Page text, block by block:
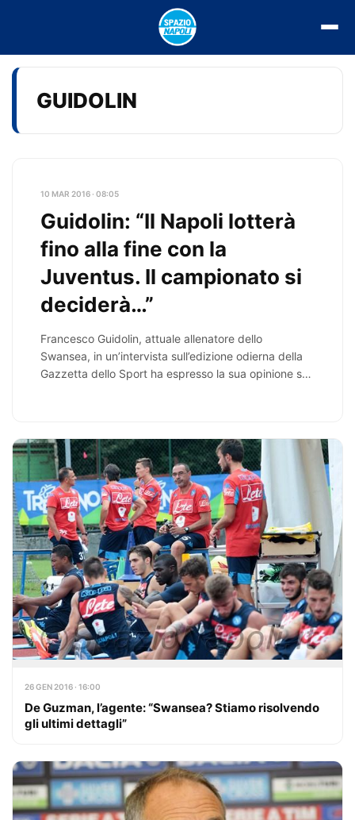
GUIDOLIN
10 MAR 2016 · 08:05
Guidolin: “Il Napoli lotterà
fino alla fine con la
Juventus. Il campionato si
deciderà…”
Francesco Guidolin, attuale allenatore dello
Swansea, in un’intervista sull’edizione odierna della
Gazzetta dello Sport ha espresso la sua opinione sul
26 GEN 2016 · 16:00
De Guzman, l’agente: “Swansea? Stiamo risolvendo
gli ultimi dettagli”